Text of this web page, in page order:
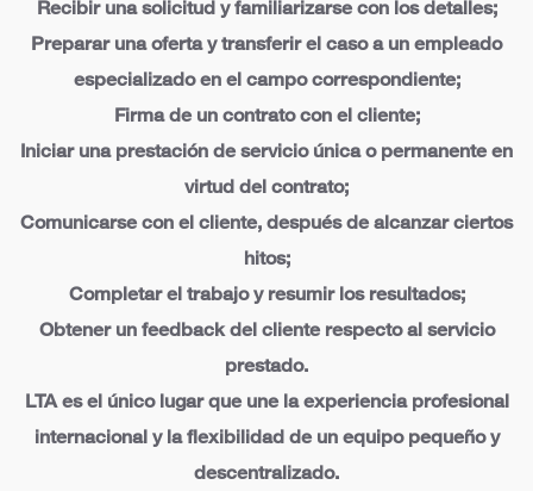
Recibir una solicitud y familiarizarse con los detalles;
Preparar una oferta y transferir el caso a un empleado
especializado en el campo correspondiente;
Firma de un contrato con el cliente;
Iniciar una prestación de servicio única o permanente en
virtud del contrato;
Comunicarse con el cliente, después de alcanzar ciertos
hitos;
Completar el trabajo y resumir los resultados;
Obtener un feedback del cliente respecto al servicio
prestado.
LTA es el único lugar que une la experiencia profesional
internacional y la flexibilidad de un equipo pequeño y
descentralizado.